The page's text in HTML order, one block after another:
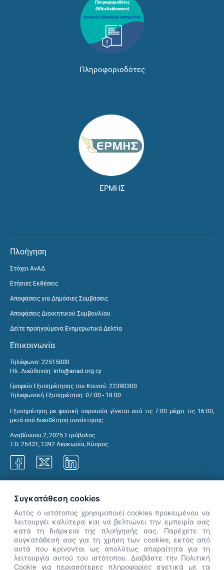
Πληροφοριοδότες
ΕΡΜΗΣ
Πλοήγηση
Στόχοι ΑνΑΔ
Ετήσιες Εκθέσεις
Αποφάσεις για Δημόσιες Συμβάσεις
Αποφάσεις Διοικητικού Συμβουλίου
Δείτε προηγούμενα Ενημερωτικά Δελτία
Επικοινωνία
Τηλέφωνο: 22515000
Ηλ. Διεύθυνση: info@anad.org.cy
Γραφείο Εξυπηρέτησης του Κοινού: 22390300
Τηλεφωνική Εξυπηρέτηση: 07:00 - 18:00
Εξυπηρέτηση με φυσική παρουσία γίνεται από τις 7:00 μέχρι τις 16:00,
μετά από διευθέτηση συνάντησης.
Αναβύσσου 2, 2025 Στρόβολος
Τ.Θ. 25431, 1392 Λευκωσία, Κύπρος
👋 Καλώς ήρθες! Είμαι η Νόησις.
Πες μου πώς μπορώ να σε βοηθήσω
σήμερα.
Συγκατάθεση cookies
Αυτός ο ιστότοπος χρησιμοποιεί cookies προκειμένου να
λειτουργέι καλύτερα και να βελτιώνει την εμπειρία σας
κατά τη διάρκεια της πλοήγησής σας. Παρέχετε τη
συγκατάθεσή σας για τη χρήση των cookies, εκτός από
αυτά που κρίνονται ως απολύτως απαραίτητα για τη
λειτουργία αυτού του ιστότοπου. Διαβάστε την Πολιτική
Cookie για περισσότερες πληροφορίες σχετικά με τα